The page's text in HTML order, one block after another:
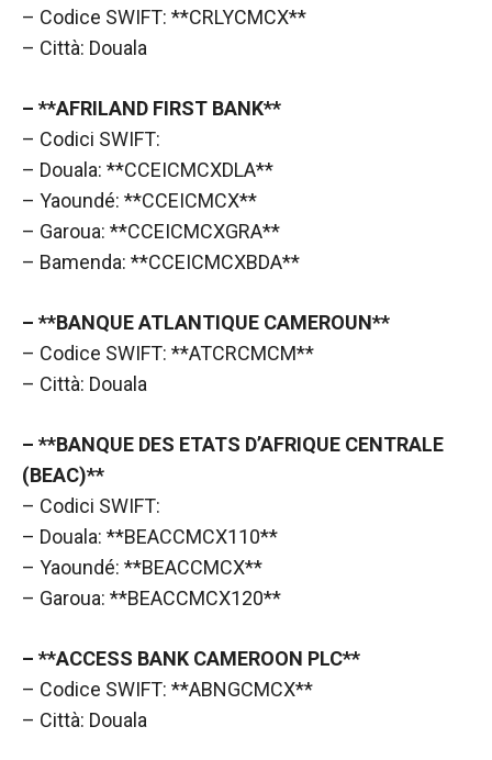
– Codice SWIFT: **CRLYCMCX**
– Città: Douala
– **AFRILAND FIRST BANK**
– Codici SWIFT:
– Douala: **CCEICMCXDLA**
– Yaoundé: **CCEICMCX**
– Garoua: **CCEICMCXGRA**
– Bamenda: **CCEICMCXBDA**
– **BANQUE ATLANTIQUE CAMEROUN**
– Codice SWIFT: **ATCRCMCM**
– Città: Douala
– **BANQUE DES ETATS D’AFRIQUE CENTRALE
(BEAC)**
– Codici SWIFT:
– Douala: **BEACCMCX110**
– Yaoundé: **BEACCMCX**
– Garoua: **BEACCMCX120**
– **ACCESS BANK CAMEROON PLC**
– Codice SWIFT: **ABNGCMCX**
– Città: Douala
dal sito web.
Condividendo i
tuoi interessi e
comportamenti
mentre visiti il
nostro sito,
aumenti le
possibilità di
vedere
offerte
personalizzati.